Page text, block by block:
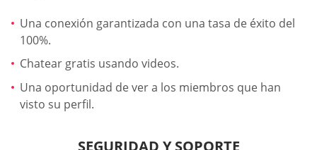
Una conexión garantizada con una tasa de éxito del
100%.
Chatear gratis usando videos.
Una oportunidad de ver a los miembros que han
visto su perfil.
SEGURIDAD Y SOPORTE